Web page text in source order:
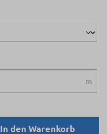
m
In den Warenkorb